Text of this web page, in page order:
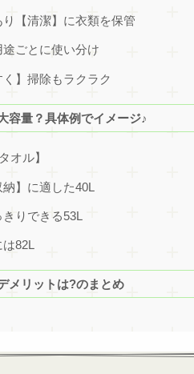
【清潔】に衣類を保管
途ごとに使い分け
】掃除もラクラク
容量？具体例でイメージ♪
オル】
】に適した40L
りできる53L
82L
メリットは?のまとめ